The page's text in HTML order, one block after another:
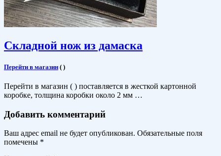
Складной нож из дамаска
Перейти в магазин ( )
Перейти в магазин ( ) поставляется в жесткой картонной
коробке, толщина коробки около 2 мм …
Добавить комментарий
Ваш адрес email не будет опубликован. Обязательные поля
помечены *